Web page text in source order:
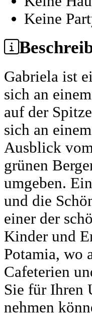
Keine
Gabriela ist
sich an
auf der
sich an
Ausblick
grünen
umgeben.
und die
einer der
Kinder und
Potamia, wo
Cafeterien
Sie für Ihren
nehmen